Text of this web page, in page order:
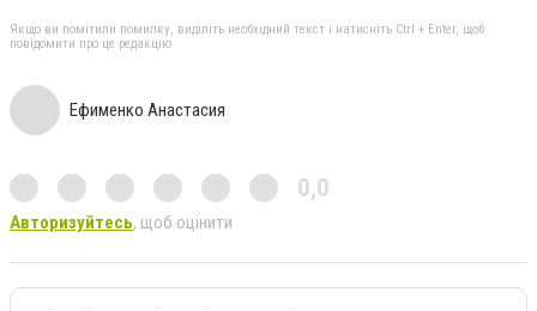
Якщо ви помітили помилку, виділіть необхідний текст і натисніть Ctrl + Enter, щоб
повідомити про це редакцію
Ефименко Анастасия
0,0
Авторизуйтесь, щоб оцінити